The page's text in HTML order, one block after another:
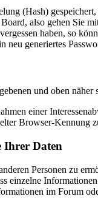
(Hash)
also gehen Sie
haben, so
neu generiertes
und oben
einer
Browser-Kennung
Ihrer Daten
Personen zu
einzelne
im Forum